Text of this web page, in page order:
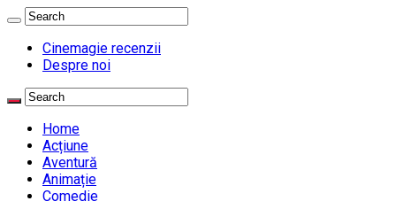
Cinemagie recenzii
Despre noi
Home
Acțiune
Aventură
Animație
Comedie